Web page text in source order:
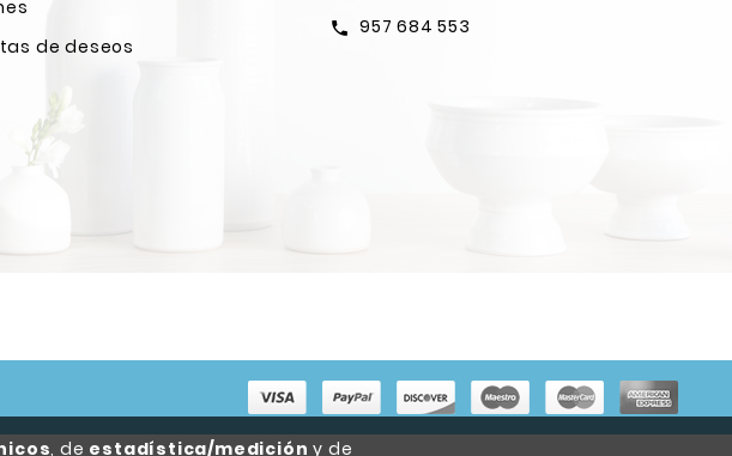
, de estadística/medición y de
de deseos
call 957 684 553